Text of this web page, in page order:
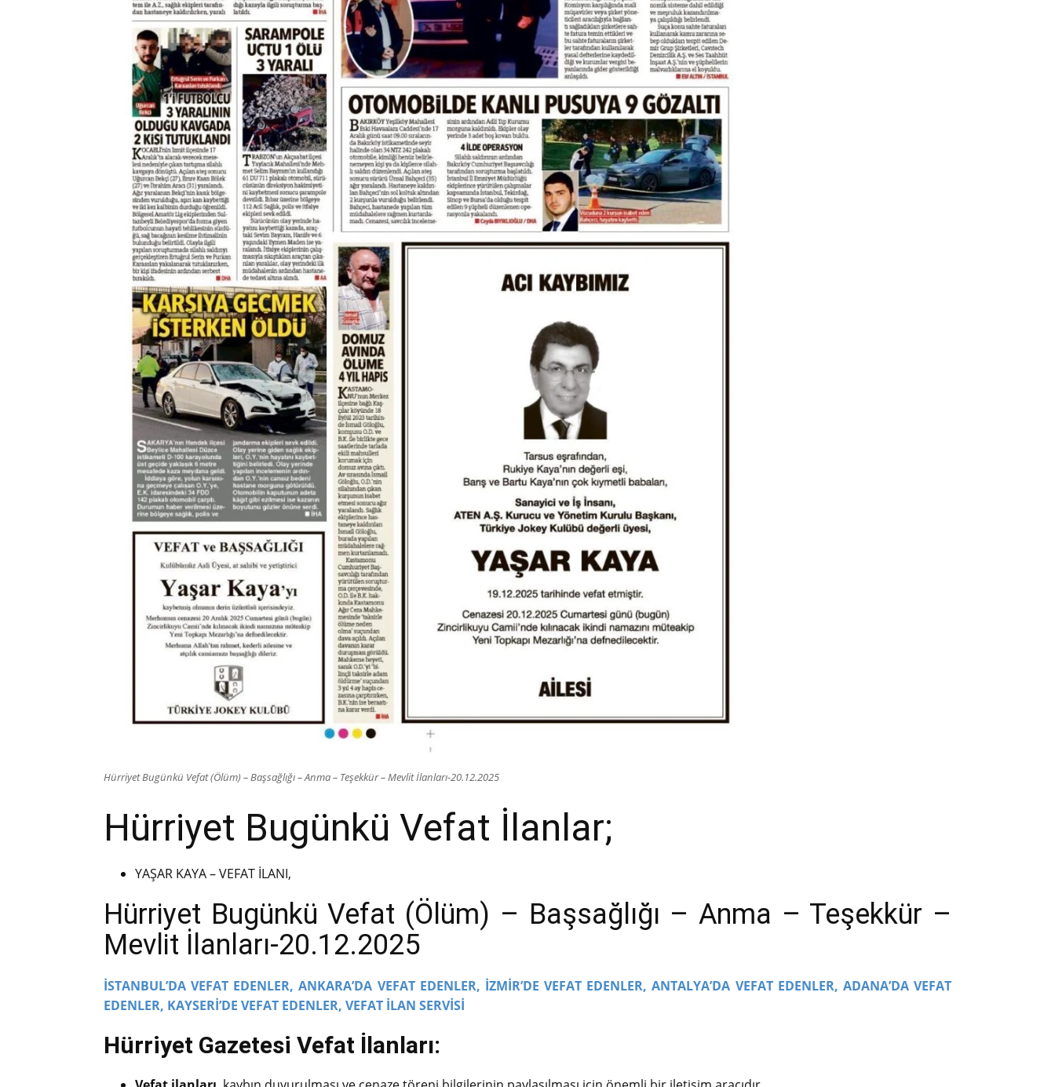
Hürriyet Bugünkü Vefat (Ölüm) – Başsağlığı – Anma – Teşekkür – Mevlit İlanları-20.12.2025
Hürriyet Bugünkü Vefat İlanlar;
YAŞAR KAYA – VEFAT İLANI,
Hürriyet Bugünkü Vefat (Ölüm) – Başsağlığı – Anma – Teşekkür –
Mevlit İlanları-20.12.2025
İSTANBUL’DA VEFAT EDENLER, ANKARA’DA VEFAT EDENLER, İZMİR’DE VEFAT EDENLER, ANTALYA’DA VEFAT EDENLER, ADANA’DA VEFAT
EDENLER, KAYSERİ’DE VEFAT EDENLER, VEFAT İLAN SERVİSİ
Hürriyet Gazetesi Vefat İlanları: